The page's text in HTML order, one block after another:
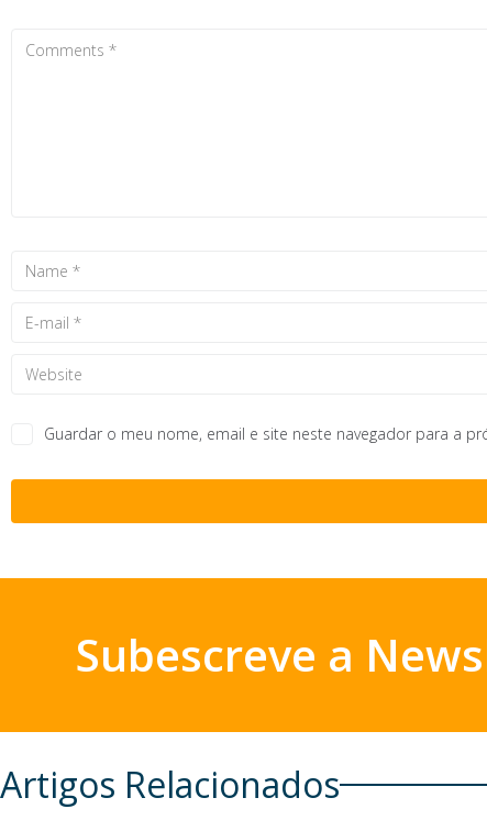
Guardar o meu nome, email e site neste navegador para a
Subescreve a
Artigos Relacionados